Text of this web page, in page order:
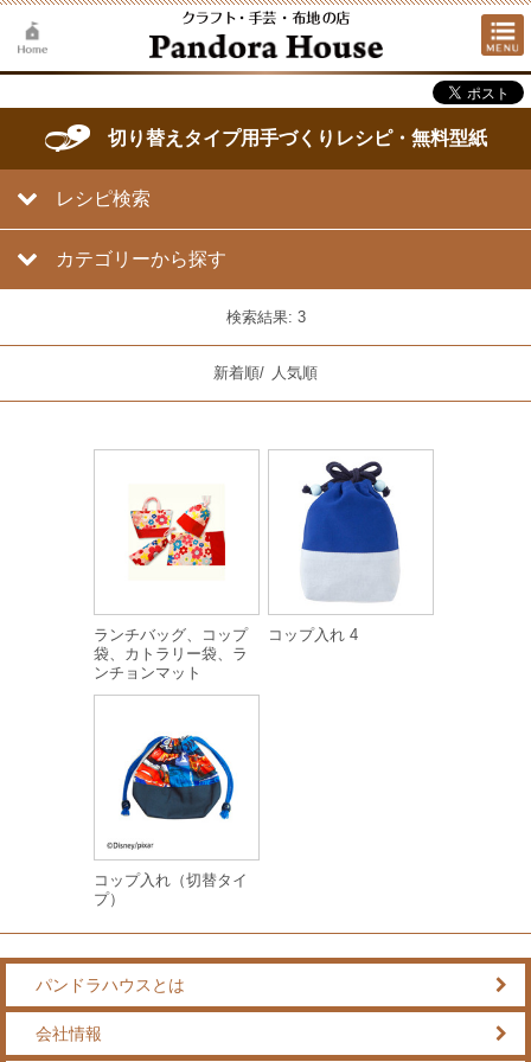
切り替えタイプ用手づくりレシピ・無料型紙
レシピ検索
カテゴリーから探す
検索結果: 3
新着順/ 人気順
ランチバッグ、コップ
袋、カトラリー袋、ラ
ンチョンマット
コップ入れ 4
コップ入れ（切替タイ
プ）
パンドラハウスとは
会社情報